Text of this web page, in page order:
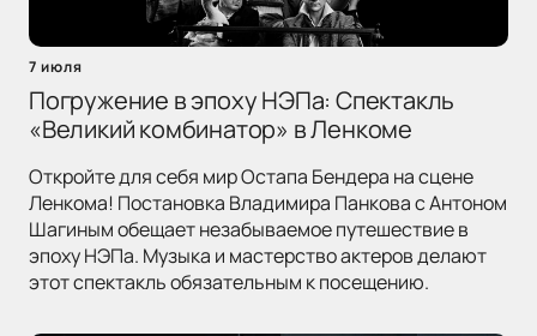
7 июля
Погружение в эпоху НЭПа: Спектакль
«Великий комбинатор» в Ленкоме
Откройте для себя мир Остапа Бендера на сцене
Ленкома! Постановка Владимира Панкова с Антоном
Шагиным обещает незабываемое путешествие в
эпоху НЭПа. Музыка и мастерство актеров делают
этот спектакль обязательным к посещению.